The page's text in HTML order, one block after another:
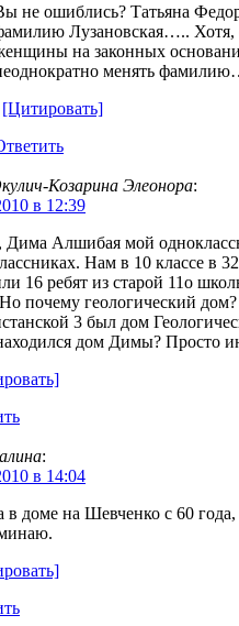
не ошиблись? Татьяна
Лузановская….. Хотя,
на законных
менять
[Цитировать]
Козарина Элеонора:
в 12:39
Дима Алшибая мой
Нам в 10 классе в
16 ребят из старой 11о
почему геологический
3 был дом
дом Димы? Просто
:
в 14:04
доме на Шевченко с 60 года,